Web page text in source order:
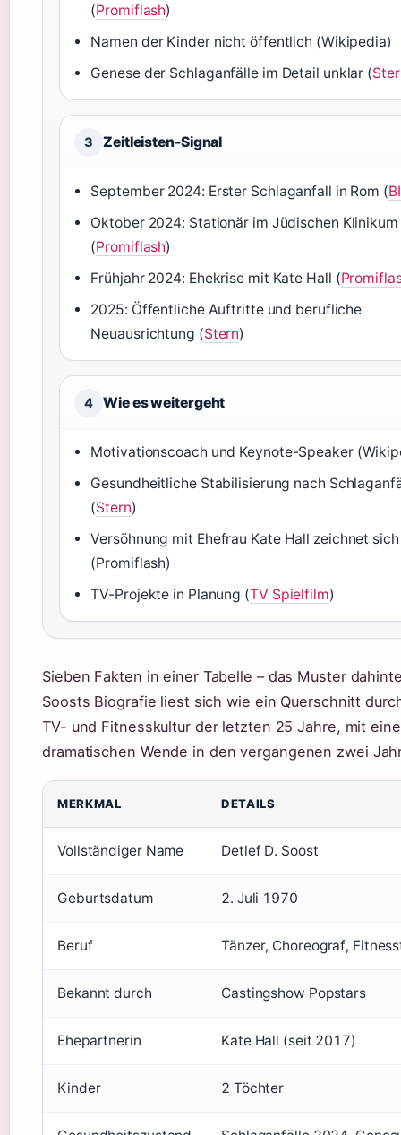
(Promiflash)
Namen der Kinder nicht öffentlich (Wikipedia)
Genese der Schlaganfälle im Detail unklar (
3 Zeitleisten-Signal
September 2024: Erster Schlaganfall in Rom (
Oktober 2024: Stationär im Jüdischen Klinikum
(Promiflash)
Frühjahr 2024: Ehekrise mit Kate Hall (
2025: Öffentliche Auftritte und berufliche
Neuausrichtung (Stern)
4 Wie es weitergeht
Motivationscoach und Keynote-Speaker
Gesundheitliche Stabilisierung nach
(Stern)
Versöhnung mit Ehefrau Kate Hall zeichnet
(Promiflash)
TV-Projekte in Planung (TV Spielfilm)
Sieben Fakten in einer Tabelle – das Muster
Soosts Biografie liest sich wie ein Querschnitt
TV- und Fitnesskultur der letzten 25 Jahre, mit
dramatischen Wende in den vergangenen zwei
MERKMAL DETAILS
Vollständiger Name Detlef D. Soost
Geburtsdatum 2. Juli 1970
Beruf Tänzer, Choreograf,
Bekannt durch Castingshow Popstars
Ehepartnerin Kate Hall (seit 2017)
Kinder 2 Töchter